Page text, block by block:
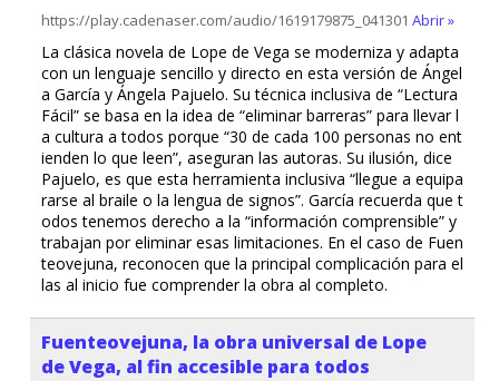
https://play.cadenaser.com/audio/1619179875_041301 Abrir »
La clásica novela de Lope de Vega se moderniza y adapta
con un lenguaje sencillo y directo en esta versión de Ángel
a García y Ángela Pajuelo. Su técnica inclusiva de “Lectura
Fácil” se basa en la idea de “eliminar barreras” para llevar l
a cultura a todos porque “30 de cada 100 personas no ent
ienden lo que leen”, aseguran las autoras. Su ilusión, dice
Pajuelo, es que esta herramienta inclusiva “llegue a equipa
rarse al braile o la lengua de signos”. García recuerda que t
odos tenemos derecho a la “información comprensible” y
trabajan por eliminar esas limitaciones. En el caso de Fuen
teovejuna, reconocen que la principal complicación para el
las al inicio fue comprender la obra al completo.
Fuenteovejuna, la obra universal de Lope
de Vega, al fin accesible para todos